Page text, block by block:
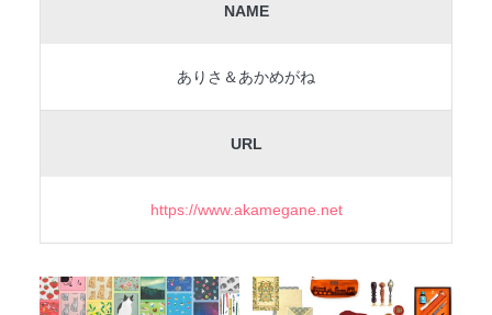
NAME
ありさ＆あかめがね
URL
https://www.akamegane.net